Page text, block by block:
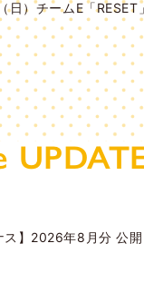
日）チームE「RESET
ス】2026年8月分 公